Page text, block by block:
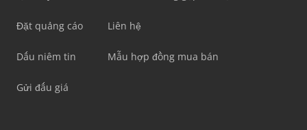
Đặt quảng cáo
Dấu niêm tin
Gửi đấu giá
Liên hệ
Mẫu hợp đồng mua bán